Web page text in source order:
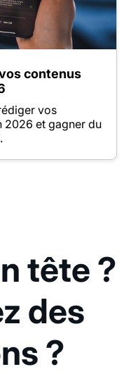
contenus
vos
2026 et gagner du
tête ?
des
?